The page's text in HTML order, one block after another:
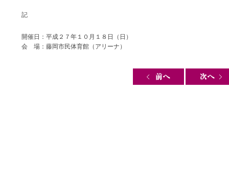
記
開催日：平成２７年１０月１８日（日）
会 場：藤岡市民体育館（アリーナ）